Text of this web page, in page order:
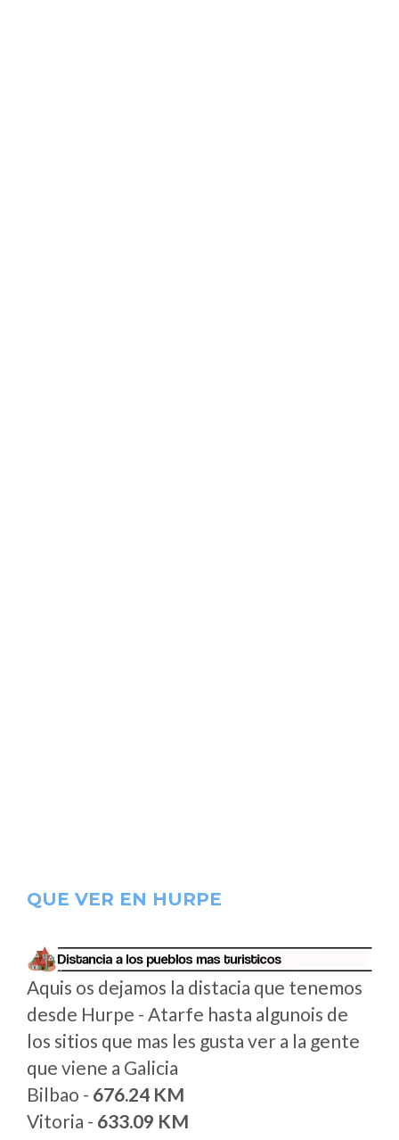
QUE VER EN HURPE
Aquis os dejamos la distacia que tenemos
desde Hurpe - Atarfe hasta algunois de
los sitios que mas les gusta ver a la gente
que viene a Galicia
Bilbao - 676.24 KM
Vitoria - 633.09 KM